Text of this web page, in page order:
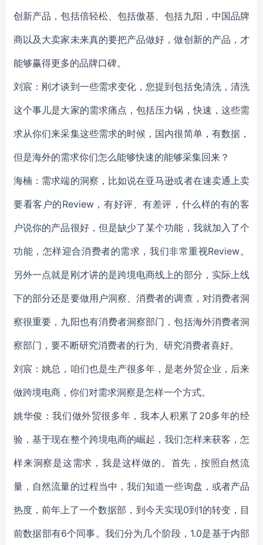
创新产品，包括倍轻松、包括傲基、包括九阳，中国品牌
商以及大卖家未来真的要把产品做好，做创新的产品，才
能够赢得更多的品牌口碑。
刘宸：刚才谈到一些需求变化，您提到包括免清洗，清洗
这个事儿是大家的需求痛点，包括压力锅，快速，这些需
求从你们来采集这些需求的时候，国内很简单，有数据，
但是海外的需求你们怎么能够快速的能够采集回来？
海楠：需求端的洞察，比如说在亚马逊或者在速卖通上卖
要看客户的Review，有好评、有差评，什么样的有的客
户说你的产品很好，但是缺少了某个功能，我就加入了个
功能，怎样迎合消费者的需求，我们非常重视Review。
另外一点就是刚才讲的是跨境电商线上的部分，实际上线
下的部分还是要做用户洞察、消费者的调查，对消费者洞
察很重要，九阳也有消费者洞察部门，包括海外消费者洞
察部门，要不断研究消费者的行为、研究消费者喜好。
刘宸：姚总，咱们也是生产很多年，是老外贸企业，后来
做跨境电商，你们对需求洞察是怎样一个方式。
姚华俊：我们做外贸很多年，我本人积累了20多年的经
验，基于现在整个跨境电商的崛起，我们怎样来获客，怎
样来洞察是这需求，我是这样做的。首先，按照自然流
量，自然流量的过程当中，我们知道一些询盘，或者产品
热度，前年上了一个数据部，到今天实现0到1的转变，目
前数据部有6个同事。我们分为几个阶段，1.0是基于内部